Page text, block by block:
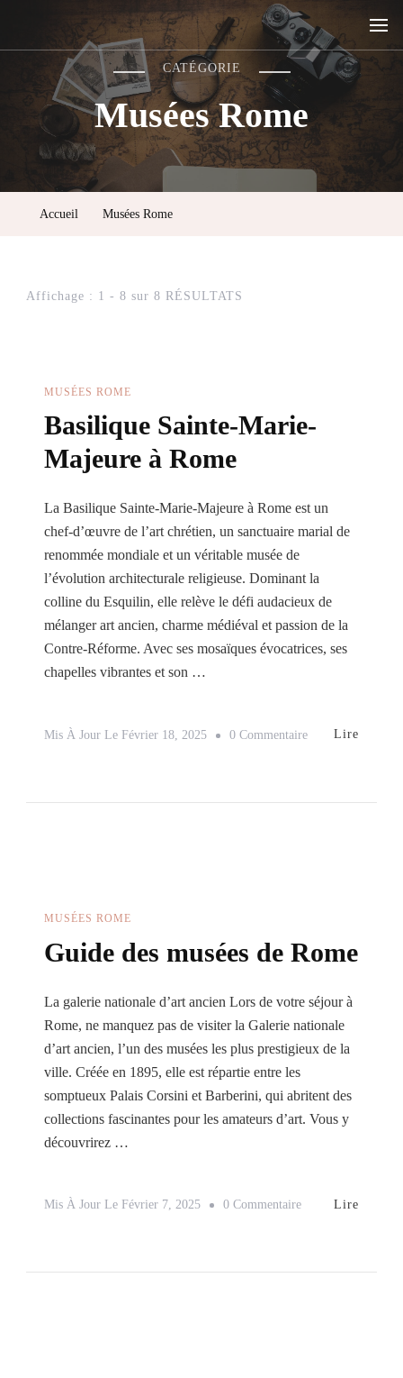
Rome, la ville aux sept collines
CATÉGORIE
Musées Rome
Accueil Musées Rome
Affichage : 1 - 8 sur 8 RÉSULTATS
MUSÉES ROME
Basilique Sainte-Marie-
Majeure à Rome
La Basilique Sainte-Marie-Majeure à Rome est un
chef-d’œuvre de l’art chrétien, un sanctuaire marial de
renommée mondiale et un véritable musée de
l’évolution architecturale religieuse. Dominant la
colline du Esquilin, elle relève le défi audacieux de
mélanger art ancien, charme médiéval et passion de la
Contre-Réforme. Avec ses mosaïques évocatrices, ses
chapelles vibrantes et son …
Mis À Jour Le Février 18, 2025 0 CommentaireSur
Lire
MUSÉES ROME
Guide des musées de Rome
La galerie nationale d’art ancien Lors de votre séjour à
Rome, ne manquez pas de visiter la Galerie nationale
d’art ancien, l’un des musées les plus prestigieux de la
ville. Créée en 1895, elle est répartie entre les
somptueux Palais Corsini et Barberini, qui abritent des
collections fascinantes pour les amateurs d’art. Vous y
découvrirez …
Mis À Jour Le Février 7, 2025 0 CommentaireSur
Lire